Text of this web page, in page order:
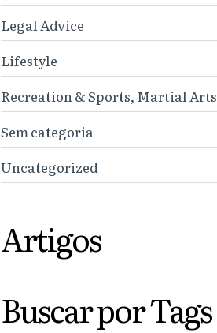
Legal Advice
Lifestyle
Recreation & Sports, Martial Arts
Sem categoria
Uncategorized
Artigos
Buscar por Tags